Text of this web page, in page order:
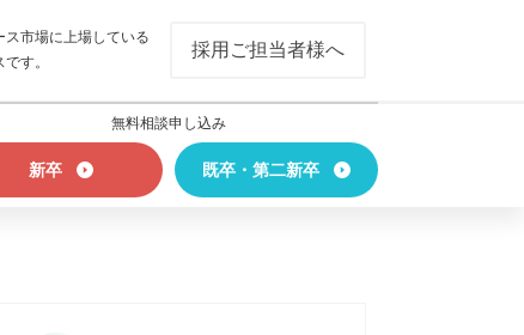
市場に上場している
す。
採用ご担当者様へ
無料相談申し込み
新卒 既卒・第二新卒